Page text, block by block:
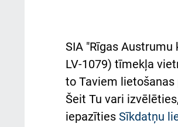
Pacienta
atsauksmju/
iesniegšanas
Kā pie mums
SIA "Rīgas
LV-1079) tīmekļa
to Taviem
Šeit Tu vari
iepazīties Sīkdatņu